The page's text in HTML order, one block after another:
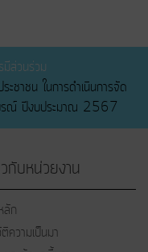
มีส่วนร่วม
ระชาชน ในการดำเนินการจัด
บูรณ์ ปีงบประมาณ 2567
กับหน่วยงาน
ลัก
ความเป็นมา